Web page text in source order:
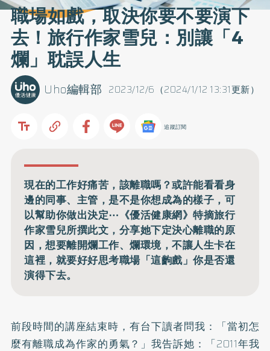
職場如戲，取決你要不要演下
去！旅行作家雪兒：別讓「4
爛」耽誤人生
2023/12/6（2024/1/12 13:31更新）
Uho編輯部
追蹤訂閱
現在的工作好痛苦，該離職嗎？或許能看看身
邊的同事、主管，是不是你想成為的樣子，可
以幫助你做出決定⋯《優活健康網》特摘旅行
作家雪兒所撰此文，分享她下定決心離職的原
因，想要離開爛工作、爛環境，不讓人生卡在
這裡，就要好好思考職場「這齣戲」你是否還
演得下去。
前段時間的講座結束時，有台下讀者問我：「當初怎
麼有離職成為作家的勇氣？」我告訴她：「2011年我